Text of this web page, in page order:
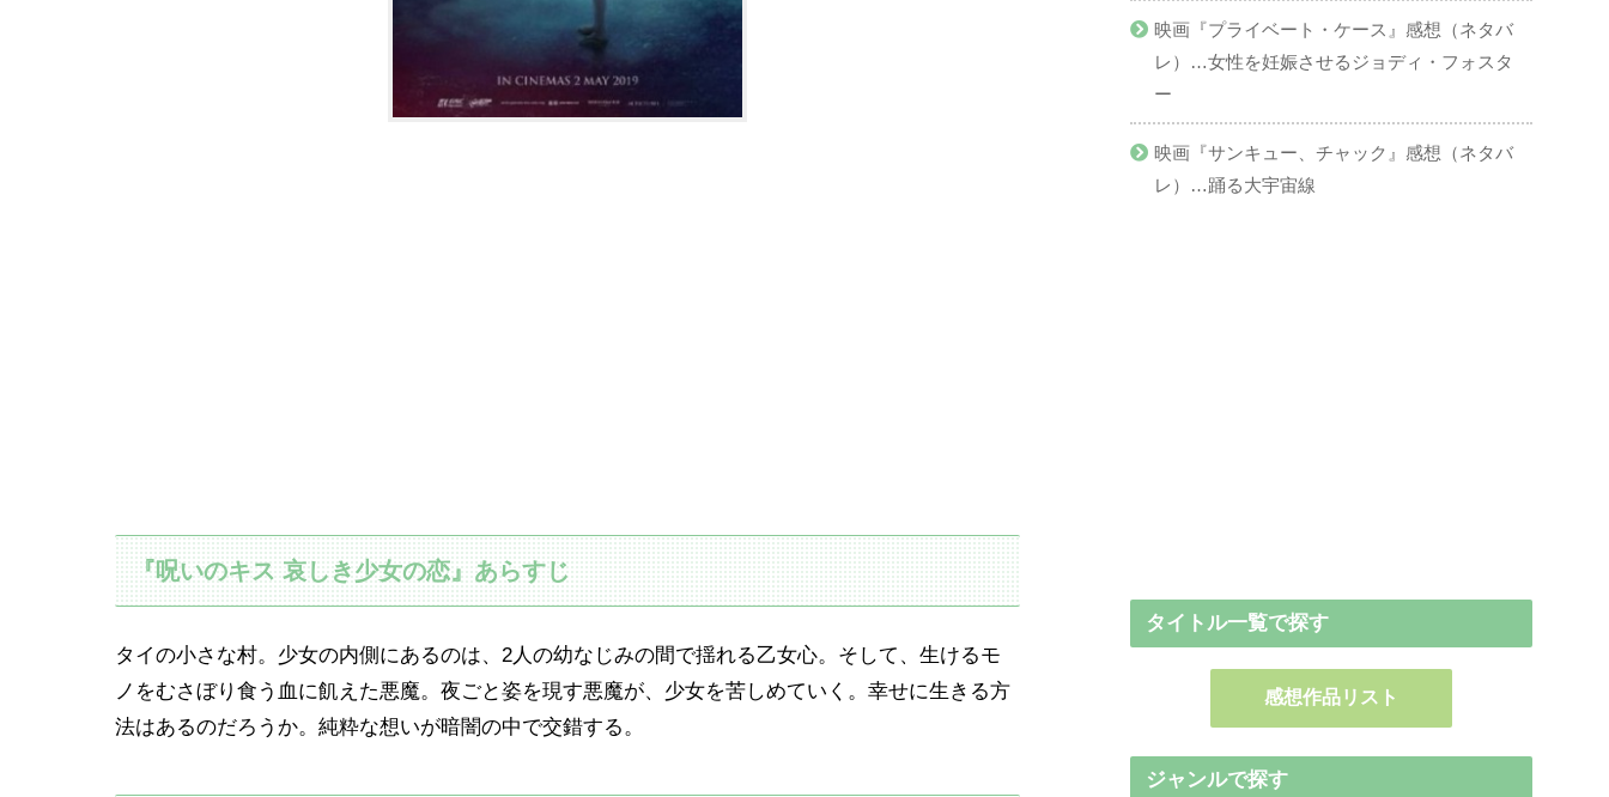
『呪いのキス 哀しき少女の恋』あらすじ
タイの小さな村。少女の内側にあるのは、2人の幼なじみの間で揺れる乙女心。そして、生けるモ
ノをむさぼり食う血に飢えた悪魔。夜ごと姿を現す悪魔が、少女を苦しめていく。幸せに生きる方
法はあるのだろうか。純粋な想いが暗闇の中で交錯する。
映画『プライベート・ケース』感想（ネタバ
レ）…女性を妊娠させるジョディ・フォスタ
ー
映画『サンキュー、チャック』感想（ネタバ
レ）…踊る大宇宙線
タイトル一覧で探す
感想作品リスト
ジャンルで探す